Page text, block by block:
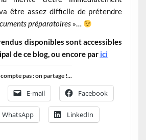
être assez difficile de prétendre
préparatoires »…
disponibles sont accessibles
de ce blog, ou encore par ici
pas : on partage !...
E-mail Facebook
WhatsApp LinkedIn